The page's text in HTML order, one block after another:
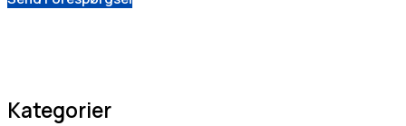
Kategorier